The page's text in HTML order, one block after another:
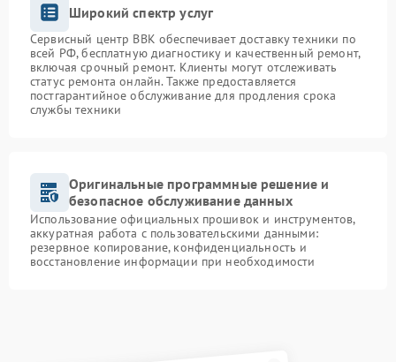
Широкий спектр услуг
Сервисный центр BBK обеспечивает доставку техники по
всей РФ, бесплатную диагностику и качественный ремонт,
включая срочный ремонт. Клиенты могут отслеживать
статус ремонта онлайн. Также предоставляется
постгарантийное обслуживание для продления срока
службы техники
Оригинальные программные решение и
безопасное обслуживание данных
Использование официальных прошивок и инструментов,
аккуратная работа с пользовательскими данными:
резервное копирование, конфиденциальность и
восстановление информации при необходимости